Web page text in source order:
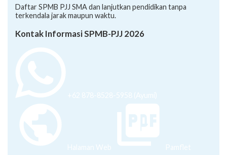
Daftar SPMB PJJ SMA dan lanjutkan pendidikan tanpa
terkendala jarak maupun waktu.
Kontak Informasi SPMB-PJJ 2026
+62 878-8528-5958 (Ayumi)
Halaman Web Pamflet